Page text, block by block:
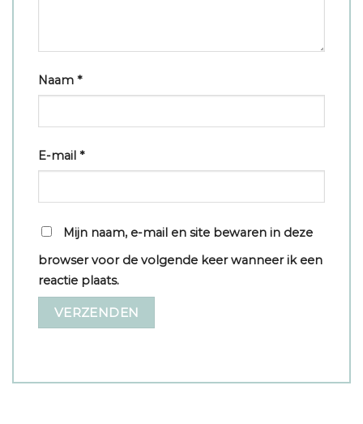
Naam *
E-mail *
Mijn naam, e-mail en site bewaren in deze
browser voor de volgende keer wanneer ik een
reactie plaats.